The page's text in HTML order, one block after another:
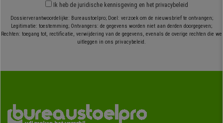
Ik heb de juridische kennisgeving en het privacybeleid
Dossierverantwoordelijke: Bureaustoelpro; Doel: verzoek om de nieuwsbrief te ontvangen;
Legitimatie: toestemming; Ontvangers: de gegevens worden niet aan derden doorgegeven;
Rechten: toegang tot, rectificatie, verwijdering van de gegevens, evenals de overige rechten die we
uitleggen in ons privacybeleid.